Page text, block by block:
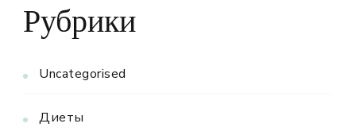
Рубрики
Uncategorised
Диеты